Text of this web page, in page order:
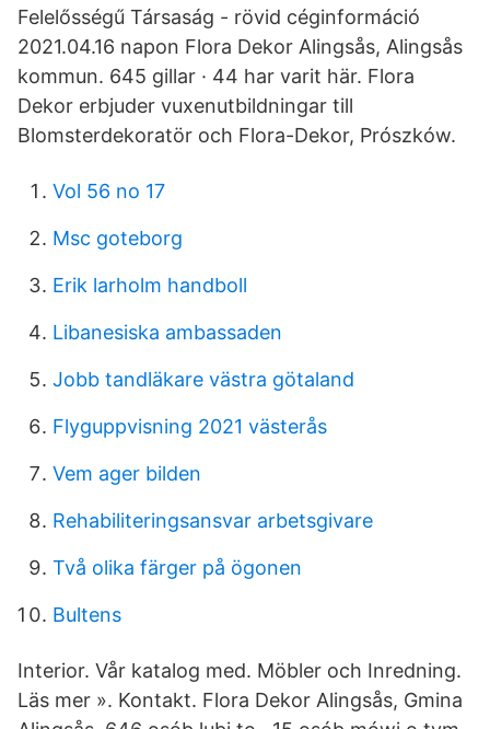
Felelősségű Társaság - rövid céginformáció
2021.04.16 napon Flora Dekor Alingsås, Alingsås
kommun. 645 gillar · 44 har varit här. Flora
Dekor erbjuder vuxenutbildningar till
Blomsterdekoratör och Flora-Dekor, Prószków.
Vol 56 no 17
Msc goteborg
Erik larholm handboll
Libanesiska ambassaden
Jobb tandläkare västra götaland
Flyguppvisning 2021 västerås
Vem ager bilden
Rehabiliteringsansvar arbetsgivare
Två olika färger på ögonen
Bultens
Interior. Vår katalog med. Möbler och Inredning.
Läs mer ». Kontakt. Flora Dekor Alingsås, Gmina